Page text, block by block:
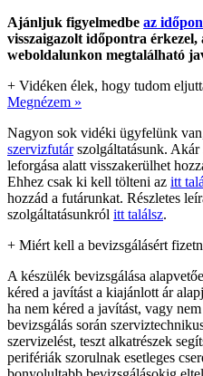
Ajánljuk figyelmedbe az
visszaigazolt időpontra
weboldalunkon megtalálható
+ Vidéken élek, hogy tudom
Megnézem »
Nagyon sok vidéki ügyfelünk
szervizfutárszolgáltatásunk. Akár
leforgása alatt visszakerülhet
Ehhez csak ki kell tölteni az itt
hozzád a futárunkat. Részletes
szolgáltatásunkról itt találsz.
+ Miért kell a bevizsgálásért
A készülék bevizsgálása
kéred a javítást a kiajánlott ár
ha nem kéred a javítást, vagy
bevizsgálás során
szervizelést, teszt alkatrészek
perifériák szorulnak esetleges